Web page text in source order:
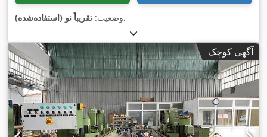
وضعیت: تقریباً نو (استفاده‌شده) ,
آگهی کوچک